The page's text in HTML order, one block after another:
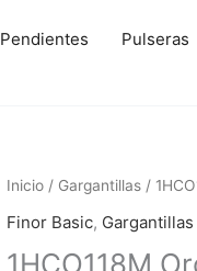
Pendientes Pulseras
Inicio / Gargantillas /
Finor Basic, Gargantillas
1HCO118M